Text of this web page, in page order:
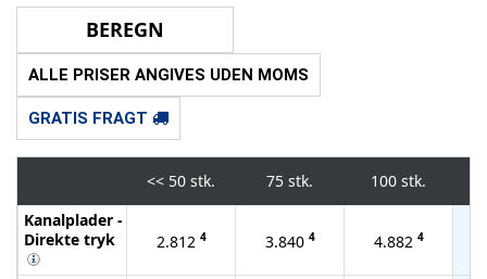
ALLE PRISER ANGIVES UDEN MOMS
GRATIS FRAGT
<< 50 stk. 75 stk. 100 stk.
Kanalplader -
Direkte tryk
2.812 4 3.840 4 4.882 4